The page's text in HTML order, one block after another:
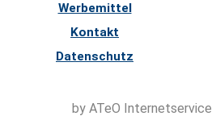
Werbemittel
Kontakt
Datenschutz
by ATeO Internetservice